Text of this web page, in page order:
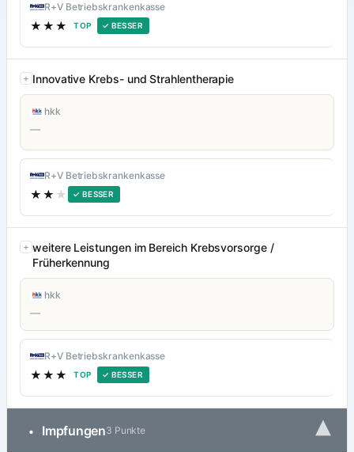
R+V Betriebskrankenkasse
★★★ TOP ✓ BESSER
Innovative Krebs- und Strahlentherapie
hkk
—
R+V Betriebskrankenkasse
★★ ★ ✓ BESSER
weitere Leistungen im Bereich Krebsvorsorge /
Früherkennung
hkk
—
R+V Betriebskrankenkasse
★★★ TOP ✓ BESSER
• Impfungen3 Punkte ▾